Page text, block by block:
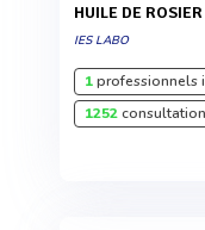
HUILE DE
IES LABO
1professionnels
1252